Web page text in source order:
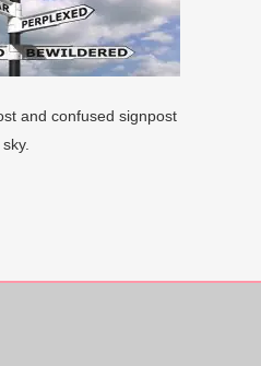
and confused signpost